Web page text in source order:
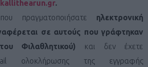
.
πραγματοποιήσατε
ηλεκτρονική
σε αυτούς που γράφτηκαν
Φιλαθλητικού)
και δεν έχετε
ολοκλήρωσης της εγγραφής